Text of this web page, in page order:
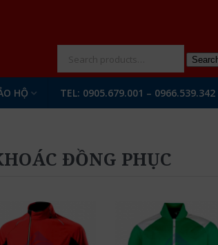
HỘ TEL: 0905.679.001 – 0966.539.342
ĐỒNG PHỤC